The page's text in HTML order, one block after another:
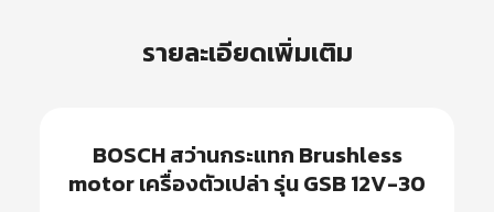
รายละเอียดเพิ่มเติม
BOSCH สว่านกระแทก Brushless
motor เครื่องตัวเปล่า รุ่น GSB 12V-30